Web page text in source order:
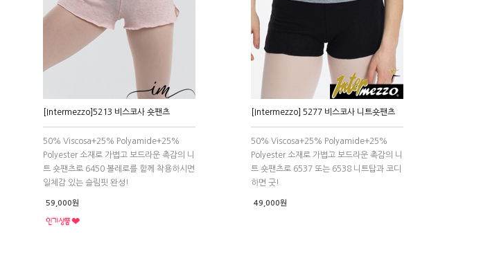
[Intermezzo]5213 비스코사 숏팬츠
50% Viscosa+25% Polyamide+25%
Polyester 소재로 가볍고 보드라운 촉감의 니
트 숏팬츠로 6450 볼레로를 함께 착용하시면
일체감 있는 슬림핏 완성!
59,000원
[Intermezzo] 5277 비스코사 니트숏팬츠
50% Viscosa+25% Polyamide+25%
Polyester 소재로 가볍고 보드라운 촉감의 니
트 숏팬츠로 6537 또는 6538 니트탑과 코디
하면 굿!
49,000원